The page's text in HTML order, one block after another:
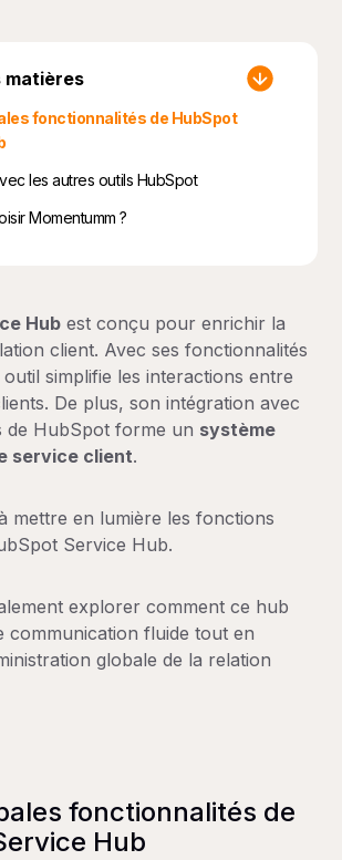
matières
fonctionnalités de HubSpot
les autres outils HubSpot
Momentumm ?
Hub est conçu pour enrichir la
client. Avec ses fonctionnalités
simplifie les interactions entre
De plus, son intégration avec
de HubSpot forme un système
service client.
mettre en lumière les fonctions
Service Hub.
explorer comment ce hub
communication fluide tout en
globale de la relation
fonctionnalités de
Hub